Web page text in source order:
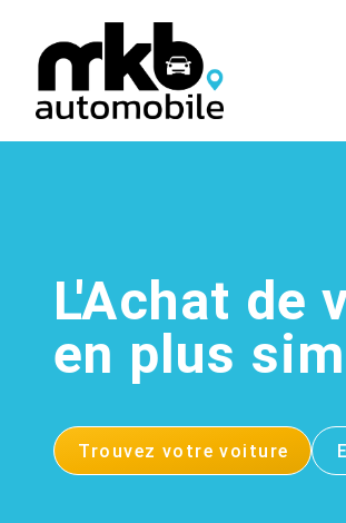
L'Achat de
en plus
Trouvez votre voiture